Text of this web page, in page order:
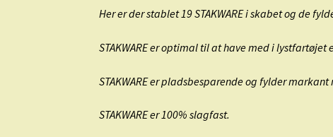
Her er der stablet 19 STAKWARE i skabet og de
STAKWARE er optimal til at have med i lystfartøjet
STAKWARE er pladsbesparende og fylder
STAKWARE er 100% slagfast.